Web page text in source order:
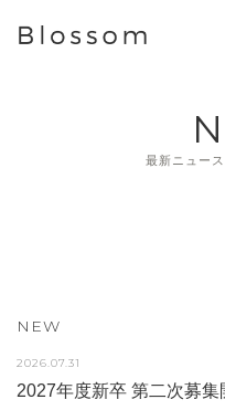
最新ニュー
NEW
2026.07.31
2027年度新卒 第二次募集